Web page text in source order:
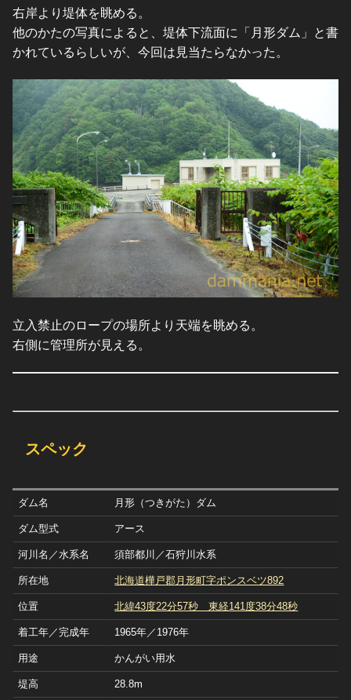
右岸より堤体を眺める。
他のかたの写真によると、堤体下流面に「月形ダム」と書
かれているらしいが、今回は見当たらなかった。
立入禁止のロープの場所より天端を眺める。
右側に管理所が見える。
スペック
ダム名 月形（つきがた）ダム
ダム型式 アース
河川名／水系名 須部都川／石狩川水系
所在地 北海道樺戸郡月形町字ポンスベツ892
位置 北緯43度22分57秒 東経141度38分48秒
着工年／完成年 1965年／1976年
用途 かんがい用水
堤高 28.8m